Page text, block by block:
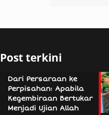
Post terkini
Dari Persaraan ke
Perpisahan: Apabila
Kegembiraan Bertukar
Menjadi Ujian Allah